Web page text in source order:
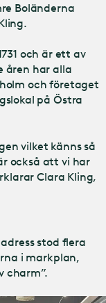
Boländerna
och är ett av
åren har alla
och företaget
på Östra
vilket känns så
också att vi har
Clara Kling,
stod flera
i markplan,
charm”.